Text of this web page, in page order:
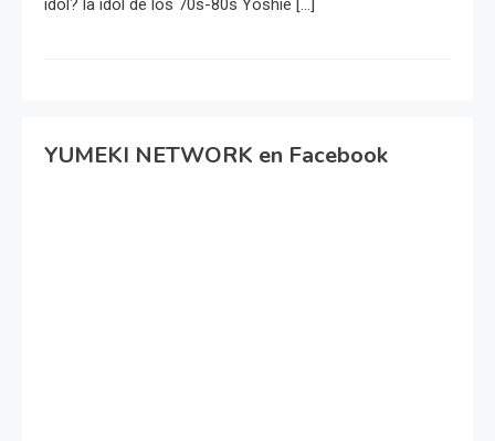
idol? la idol de los 70s-80s Yoshie […]
YUMEKI NETWORK en Facebook